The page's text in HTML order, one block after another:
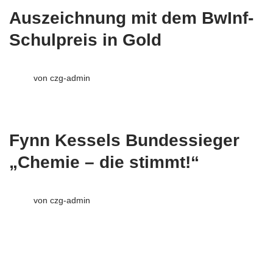
Auszeichnung mit dem BwInf-
Schulpreis in Gold
von czg-admin
Fynn Kessels Bundessieger
„Chemie – die stimmt!“
von czg-admin